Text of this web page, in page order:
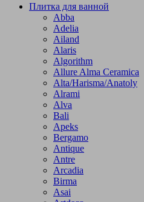
Плитка для ванной
Abba
Adelia
Ailand
Alaris
Algorithm
Allure Alma Ceramica
Alta/Harisma/Anatoly
Alrami
Alva
Bali
Apeks
Bergamo
Antique
Antre
Arcadia
Birma
Asai